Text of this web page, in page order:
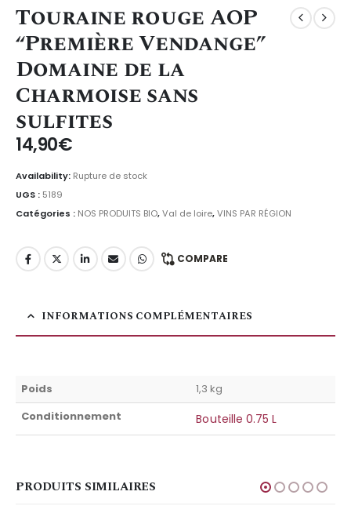
Touraine rouge AOP
“Première Vendange”
Domaine de la
Charmoise sans
sulfites
14,90€
Availability: Rupture de stock
UGS : 5189
Catégories : NOS PRODUITS BIO,Val de loire,VINS PAR RÉGION
COMPARE
INFORMATIONS COMPLÉMENTAIRES
Poids
1,3 kg
Conditionnement
Bouteille 0.75 L
PRODUITS SIMILAIRES